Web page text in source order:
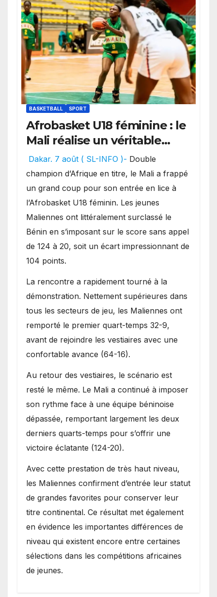
BASKETBALL SPORT
Afrobasket U18 féminine : le
Mali réalise un véritable
festival offensif et inflige
une lourde défaite au
Bénin.
Dakar. 7 août ( SL-INFO )- Double
champion d’Afrique en titre, le Mali a frappé
un grand coup pour son entrée en lice à
l’Afrobasket U18 féminin. Les jeunes
Maliennes ont littéralement surclassé le
Bénin en s’imposant sur le score sans appel
de 124 à 20, soit un écart impressionnant de
104 points.
La rencontre a rapidement tourné à la
démonstration. Nettement supérieures dans
tous les secteurs de jeu, les Maliennes ont
remporté le premier quart-temps 32-9,
avant de rejoindre les vestiaires avec une
confortable avance (64-16).
Au retour des vestiaires, le scénario est
resté le même. Le Mali a continué à imposer
son rythme face à une équipe béninoise
dépassée, remportant largement les deux
derniers quarts-temps pour s’offrir une
victoire éclatante (124-20).
Avec cette prestation de très haut niveau,
les Maliennes confirment d’entrée leur statut
de grandes favorites pour conserver leur
titre continental. Ce résultat met également
en évidence les importantes différences de
niveau qui existent encore entre certaines
sélections dans les compétitions africaines
de jeunes.